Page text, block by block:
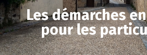
Les démarches
pour les